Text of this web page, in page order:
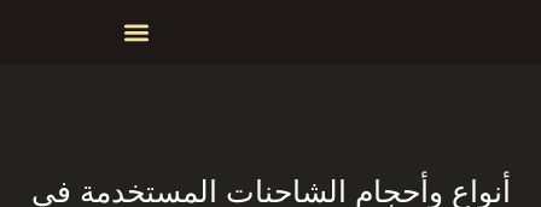
أنواع وأحجام الشاحنات المستخدمة في